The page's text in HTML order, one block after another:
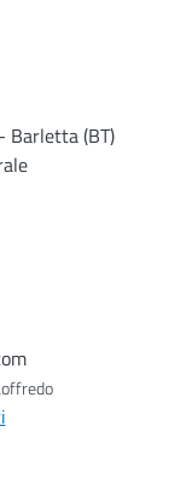
Barletta (BT)